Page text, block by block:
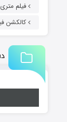
فیلم
کالکشن